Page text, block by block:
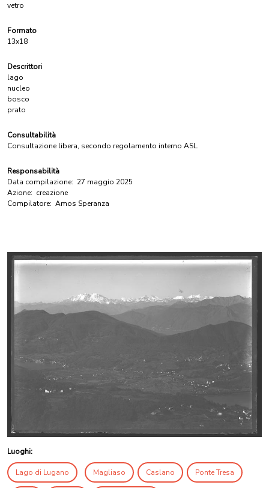
vetro
Formato
13x18
Descrittori
lago
nucleo
bosco
prato
Consultabilità
Consultazione libera, secondo regolamento interno ASL.
Responsabilità
Data compilazione: 27 maggio 2025
Azione: creazione
Compilatore: Amos Speranza
Luoghi:
Lago di Lugano Magliaso Caslano Ponte Tresa